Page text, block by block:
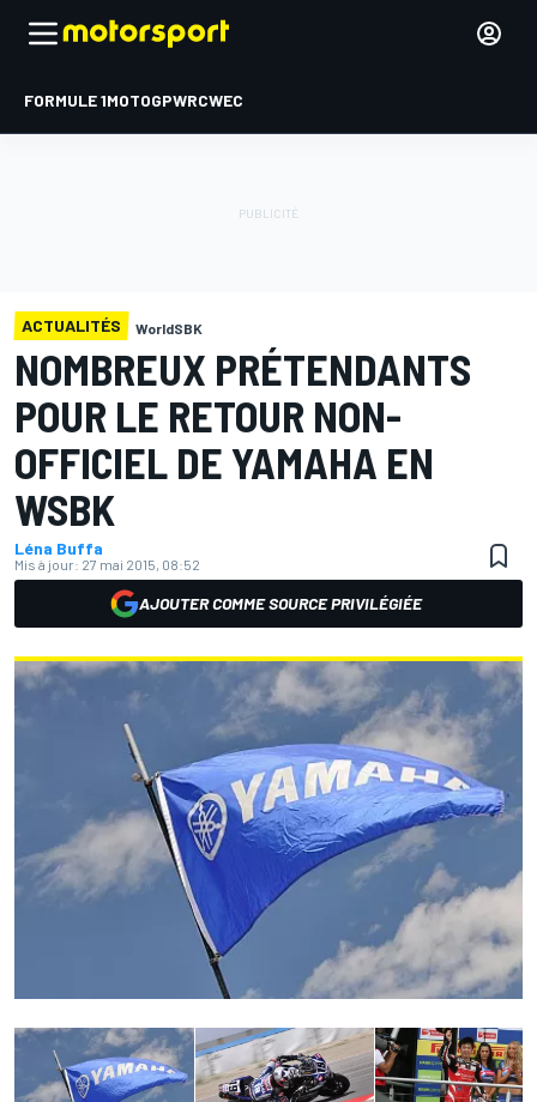
FORMULE 1MOTOGPWRCWEC
ACTUALITÉS WorldSBK
NOMBREUX PRÉTENDANTS
POUR LE RETOUR NON-
OFFICIEL DE YAMAHA EN
WSBK
Léna Buffa
Mis à jour: 27 mai 2015, 08:52
AJOUTER COMME SOURCE PRIVILÉGIÉE